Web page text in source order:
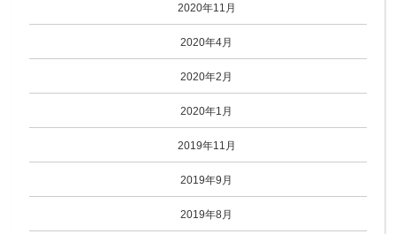
2020年11月
2020年4月
2020年2月
2020年1月
2019年11月
2019年9月
2019年8月